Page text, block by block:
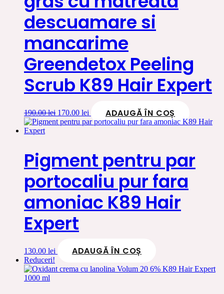
descuamare si
mancarime
Greendetox Peeling
Scrub K89 Hair Expert
190.00lei Prețul
inițial
170.00 lei Prețul
curent
ADAUGĂ ÎN COȘ
Pigment pentru par
portocaliu pur fara
amoniac K89 Hair
Expert
130.00 lei ADAUGĂ ÎN COȘ
Reduceri!